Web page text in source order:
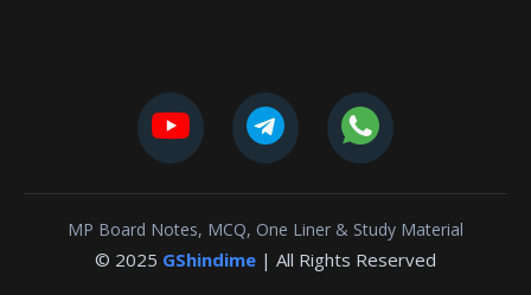
MP Board Notes, MCQ, One Liner & Study Material
© 2025 GShindime | All Rights Reserved